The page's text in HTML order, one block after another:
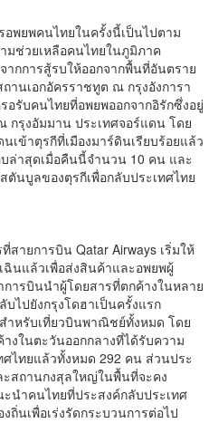
พยพคนไทยในครั้งนี้เป็นไปตาม
มช่วยเหลือคนไทยในภูมิภาค
ากการสู้รบให้ออกจากพื้นที่อันตราย
านเอกอัครราชทูต ณ กรุงอังการา
อรับคนไทยที่อพยพออกจากอิรักซึ่งอยู่
กรุงอัมมาน ประเทศจอร์แดน โดย
เข้าตุรกีที่เมืองมาร์ดินเรียบร้อยแล้ว
ล่าสุดเมื่อคืนนี้จำนวน 10 คน และ
นบูลของตุรกีเพื่อกลับประเทศไทย
ายการบิน Qatar Airways เริ่มให้
ฉินแล้วเพื่อส่งสินค้าและอพยพผู้
ารบินนำผู้โดยสารที่ตกค้างในหลาย
บไปยังกรุงโดฮาเป็นครั้งแรก
ำหรับเที่ยวบินพาณิชย์ทั้งหมด โดย
ในตะวันออกกลางที่ได้รับความ
ศไทยแล้วทั้งหมด 292 คน ส่วนประ
สถานกงสุลใหญ่ในพื้นที่จะคง
นำคนไทยที่ประสงค์กลับประเทศ
นเพื่อเร่งรัดกระบวนการต่อไป